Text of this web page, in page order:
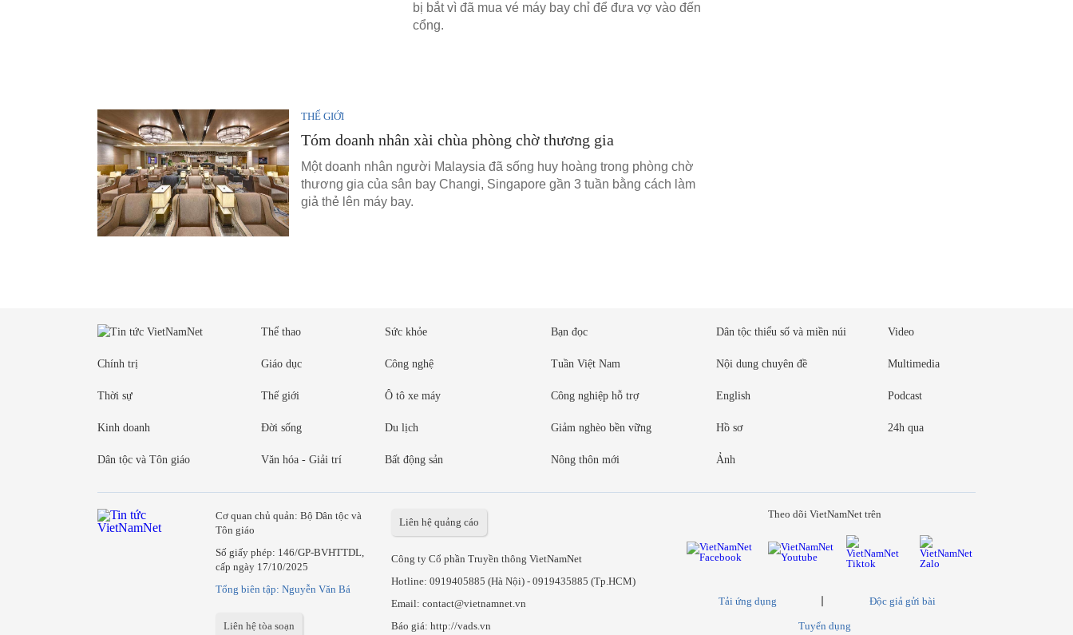
bị bắt vì đã mua vé máy bay chỉ để đưa vợ vào đến
cổng.
THẾ GIỚI
Tóm doanh nhân xài chùa phòng chờ thương gia
Một doanh nhân người Malaysia đã sống huy hoàng trong phòng chờ
thương gia của sân bay Changi, Singapore gần 3 tuần bằng cách làm
giả thẻ lên máy bay.
Chính trị
Thời sự
Kinh doanh
Dân tộc và Tôn giáo
Thể thao
Giáo dục
Thế giới
Đời sống
Văn hóa - Giải trí
Sức khỏe
Công nghệ
Ô tô xe máy
Du lịch
Bất động sản
Bạn đọc
Tuần Việt Nam
Công nghiệp hỗ trợ
Giảm nghèo bền vững
Nông thôn mới
Dân tộc thiểu số và miền núi
Nội dung chuyên đề
English
Hồ sơ
Ảnh
Video
Multimedia
Podcast
24h qua
Cơ quan chủ quản: Bộ Dân tộc và
Tôn giáo
Số giấy phép: 146/GP-BVHTTDL,
cấp ngày 17/10/2025
Tổng biên tập: Nguyễn Văn Bá
Liên hệ tòa soạn
Liên hệ quảng cáo
Công ty Cổ phần Truyền thông VietNamNet
Hotline: 0919405885 (Hà Nội)- 0919435885 (Tp.HCM)
Email: contact@vietnamnet.vn
Báo giá: http://vads.vn
Theo dõi VietNamNet trên
Tải ứng dụng Độc giả gửi bài
Tuyển dụng